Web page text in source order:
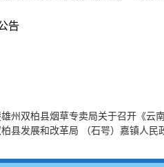
告
雄州双柏县烟草专卖局关于召开《云
柏县发展和改革局 （石咢）嘉镇人